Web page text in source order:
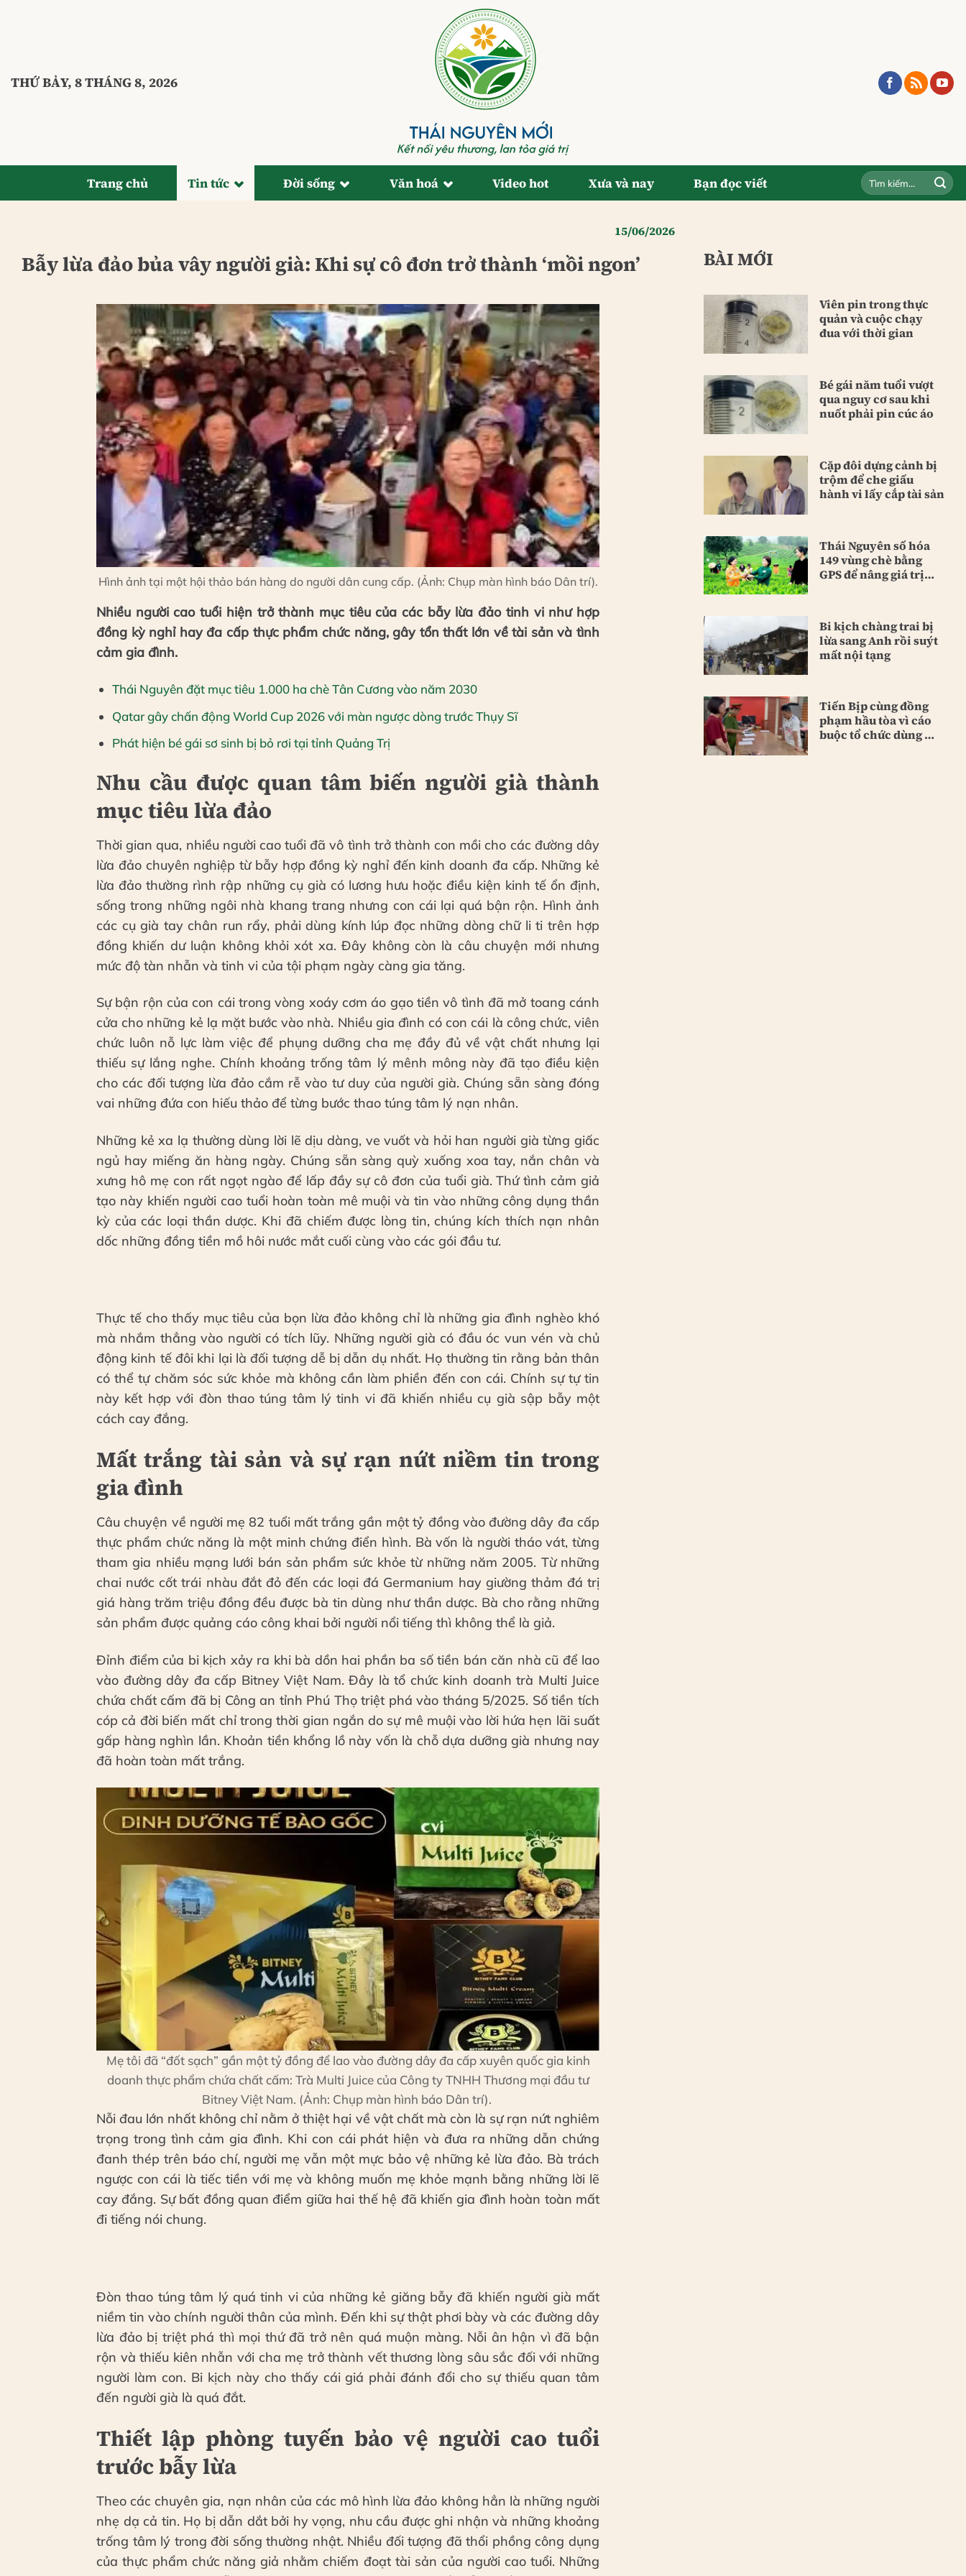
THỨ BẢY, 8 THÁNG 8, 2026
Trang chủ Tin tức Đời sống Văn hoá Video hot Xưa và nay Bạn đọc viết
15/06/2026
Bẫy lừa đảo bủa vây người già: Khi sự cô đơn trở thành ‘mồi ngon’
Hình ảnh tại một hội thảo bán hàng do người dân cung cấp. (Ảnh: Chụp màn hình báo Dân trí).
Nhiều người cao tuổi hiện trở thành mục tiêu của các bẫy lừa đảo tinh vi như hợp
đồng kỳ nghỉ hay đa cấp thực phẩm chức năng, gây tổn thất lớn về tài sản và tình
cảm gia đình.
Thái Nguyên đặt mục tiêu 1.000 ha chè Tân Cương vào năm 2030
Qatar gây chấn động World Cup 2026 với màn ngược dòng trước Thụy Sĩ
Phát hiện bé gái sơ sinh bị bỏ rơi tại tỉnh Quảng Trị
Nhu cầu được quan tâm biến người già thành
mục tiêu lừa đảo
Thời gian qua, nhiều người cao tuổi đã vô tình trở thành con mồi cho các đường dây
lừa đảo chuyên nghiệp từ bẫy hợp đồng kỳ nghỉ đến kinh doanh đa cấp. Những kẻ
lừa đảo thường rình rập những cụ già có lương hưu hoặc điều kiện kinh tế ổn định,
sống trong những ngôi nhà khang trang nhưng con cái lại quá bận rộn. Hình ảnh
các cụ già tay chân run rẩy, phải dùng kính lúp đọc những dòng chữ li ti trên hợp
đồng khiến dư luận không khỏi xót xa. Đây không còn là câu chuyện mới nhưng
mức độ tàn nhẫn và tinh vi của tội phạm ngày càng gia tăng.
Sự bận rộn của con cái trong vòng xoáy cơm áo gạo tiền vô tình đã mở toang cánh
cửa cho những kẻ lạ mặt bước vào nhà. Nhiều gia đình có con cái là công chức, viên
chức luôn nỗ lực làm việc để phụng dưỡng cha mẹ đầy đủ về vật chất nhưng lại
thiếu sự lắng nghe. Chính khoảng trống tâm lý mênh mông này đã tạo điều kiện
cho các đối tượng lừa đảo cắm rễ vào tư duy của người già. Chúng sẵn sàng đóng
vai những đứa con hiếu thảo để từng bước thao túng tâm lý nạn nhân.
Những kẻ xa lạ thường dùng lời lẽ dịu dàng, ve vuốt và hỏi han người già từng giấc
ngủ hay miếng ăn hàng ngày. Chúng sẵn sàng quỳ xuống xoa tay, nắn chân và
xưng hô mẹ con rất ngọt ngào để lấp đầy sự cô đơn của tuổi già. Thứ tình cảm giả
tạo này khiến người cao tuổi hoàn toàn mê muội và tin vào những công dụng thần
kỳ của các loại thần dược. Khi đã chiếm được lòng tin, chúng kích thích nạn nhân
dốc những đồng tiền mồ hôi nước mắt cuối cùng vào các gói đầu tư.
Thực tế cho thấy mục tiêu của bọn lừa đảo không chỉ là những gia đình nghèo khó
mà nhắm thẳng vào người có tích lũy. Những người già có đầu óc vun vén và chủ
động kinh tế đôi khi lại là đối tượng dễ bị dẫn dụ nhất. Họ thường tin rằng bản thân
có thể tự chăm sóc sức khỏe mà không cần làm phiền đến con cái. Chính sự tự tin
này kết hợp với đòn thao túng tâm lý tinh vi đã khiến nhiều cụ già sập bẫy một
cách cay đắng.
Mất trắng tài sản và sự rạn nứt niềm tin trong
gia đình
Câu chuyện về người mẹ 82 tuổi mất trắng gần một tỷ đồng vào đường dây đa cấp
thực phẩm chức năng là một minh chứng điển hình. Bà vốn là người tháo vát, từng
tham gia nhiều mạng lưới bán sản phẩm sức khỏe từ những năm 2005. Từ những
chai nước cốt trái nhàu đắt đỏ đến các loại đá Germanium hay giường thảm đá trị
giá hàng trăm triệu đồng đều được bà tin dùng như thần dược. Bà cho rằng những
sản phẩm được quảng cáo công khai bởi người nổi tiếng thì không thể là giả.
Đỉnh điểm của bi kịch xảy ra khi bà dồn hai phần ba số tiền bán căn nhà cũ để lao
vào đường dây đa cấp Bitney Việt Nam. Đây là tổ chức kinh doanh trà Multi Juice
chứa chất cấm đã bị Công an tỉnh Phú Thọ triệt phá vào tháng 5/2025. Số tiền tích
cóp cả đời biến mất chỉ trong thời gian ngắn do sự mê muội vào lời hứa hẹn lãi suất
gấp hàng nghìn lần. Khoản tiền khổng lồ này vốn là chỗ dựa dưỡng già nhưng nay
đã hoàn toàn mất trắng.
Mẹ tôi đã “đốt sạch” gần một tỷ đồng để lao vào đường dây đa cấp xuyên quốc gia kinh
doanh thực phẩm chứa chất cấm: Trà Multi Juice của Công ty TNHH Thương mại đầu tư
Bitney Việt Nam. (Ảnh: Chụp màn hình báo Dân trí).
Nỗi đau lớn nhất không chỉ nằm ở thiệt hại về vật chất mà còn là sự rạn nứt nghiêm
trọng trong tình cảm gia đình. Khi con cái phát hiện và đưa ra những dẫn chứng
đanh thép trên báo chí, người mẹ vẫn một mực bảo vệ những kẻ lừa đảo. Bà trách
ngược con cái là tiếc tiền với mẹ và không muốn mẹ khỏe mạnh bằng những lời lẽ
cay đắng. Sự bất đồng quan điểm giữa hai thế hệ đã khiến gia đình hoàn toàn mất
đi tiếng nói chung.
Đòn thao túng tâm lý quá tinh vi của những kẻ giăng bẫy đã khiến người già mất
niềm tin vào chính người thân của mình. Đến khi sự thật phơi bày và các đường dây
lừa đảo bị triệt phá thì mọi thứ đã trở nên quá muộn màng. Nỗi ân hận vì đã bận
rộn và thiếu kiên nhẫn với cha mẹ trở thành vết thương lòng sâu sắc đối với những
người làm con. Bi kịch này cho thấy cái giá phải đánh đổi cho sự thiếu quan tâm
đến người già là quá đắt.
Thiết lập phòng tuyến bảo vệ người cao tuổi
trước bẫy lừa
Theo các chuyên gia, nạn nhân của các mô hình lừa đảo không hẳn là những người
nhẹ dạ cả tin. Họ bị dẫn dắt bởi hy vọng, nhu cầu được ghi nhận và những khoảng
trống tâm lý trong đời sống thường nhật. Nhiều đối tượng đã thổi phồng công dụng
của thực phẩm chức năng giả nhằm chiếm đoạt tài sản của người cao tuổi. Những
BÀI MỚI
Viên pin trong thực
quản và cuộc chạy
đua với thời gian
Bé gái năm tuổi vượt
qua nguy cơ sau khi
nuốt phải pin cúc áo
Cặp đôi dựng cảnh bị
trộm để che giấu
hành vi lấy cắp tài sản
Thái Nguyên số hóa
149 vùng chè bằng
GPS để nâng giá trị
Bi kịch chàng trai bị
lừa sang Anh rồi suýt
mất nội tạng
Tiến Bịp cùng đồng
phạm hầu tòa vì cáo
buộc tổ chức dùng ma